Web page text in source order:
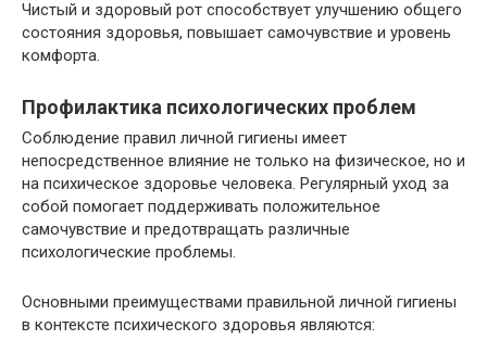
Чистый и здоровый рот способствует улучшению общего
состояния здоровья, повышает самочувствие и уровень
комфорта.
Профилактика психологических проблем
Соблюдение правил личной гигиены имеет
непосредственное влияние не только на физическое, но и
на психическое здоровье человека. Регулярный уход за
собой помогает поддерживать положительное
самочувствие и предотвращать различные
психологические проблемы.
Основными преимуществами правильной личной гигиены
в контексте психического здоровья являются: